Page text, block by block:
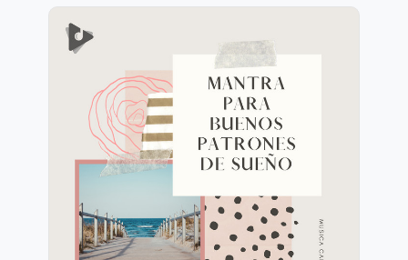
Mantra para Buenos
Patrones de Sueño
Información
Jugar